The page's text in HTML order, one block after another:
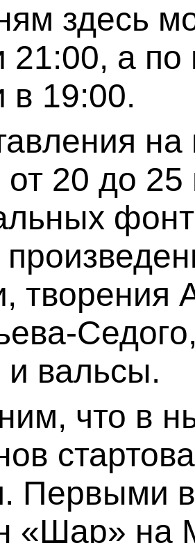
здесь
21:00, а
в 19:00.
на
от 20 до
творения
вальсы.
что в
Первыми
«Шар» на